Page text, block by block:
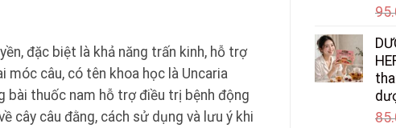
đặc biệt là khả năng trấn kinh, hỗ trợ
móc câu, có tên khoa học là Uncaria
bài thuốc nam hỗ trợ điều trị bệnh động
cây câu đằng, cách sử dụng và lưu ý khi